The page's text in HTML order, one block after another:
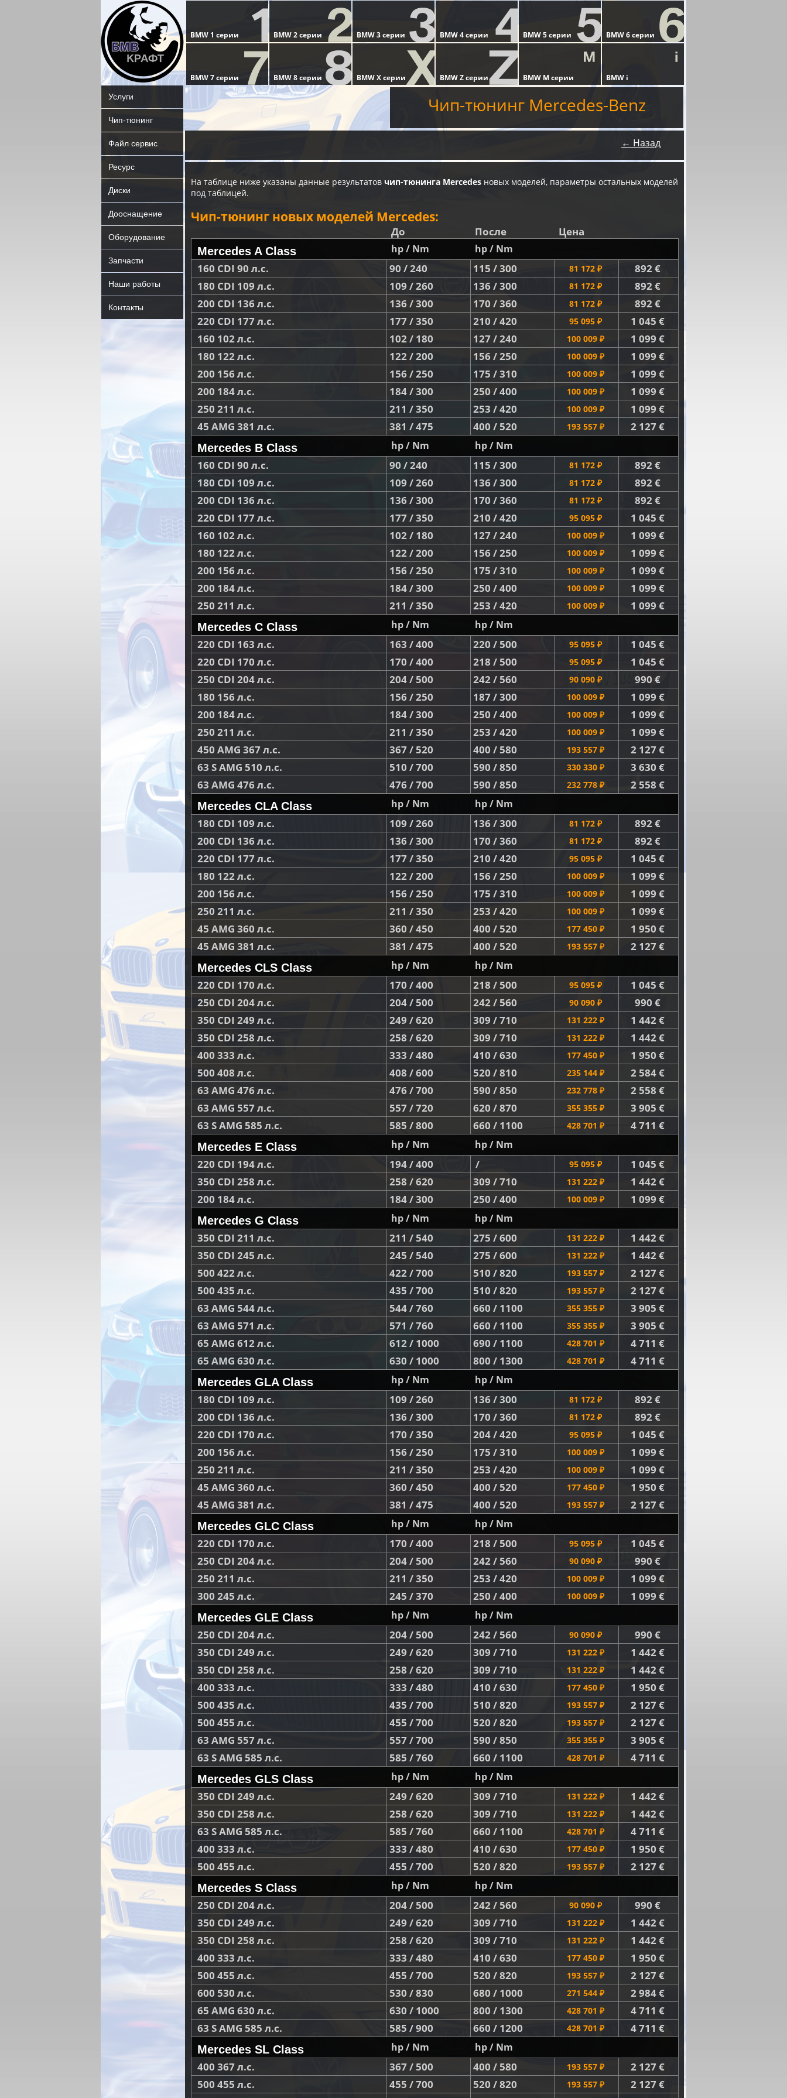
Услуги
Чип-тюнинг
Файл сервис
Ресурс
Диски
Дооснащение
Оборудование
Запчасти
Наши работы
Контакты
Чип-тюнинг Mercedes-Benz
← Назад
На таблице ниже указаны данные результатов чип-тюнинга Mercedes новых моделей, параметры остальных моделей
под таблицей.
Чип-тюнинг новых моделей Mercedes:
До После Цена
Mercedes A Class hp / Nm hp / Nm
160 CDI 90 л.с. 90 / 240 115 / 300 81 172 ₽
892 €
180 CDI 109 л.с.
109 / 260 136 / 300 81 172 ₽
892 €
200 CDI 136 л.с.
136 / 300 170 / 360 81 172 ₽
892 €
220 CDI 177 л.с.
177 / 350 210 / 420 95 095 ₽
1 045 €
160 102 л.с.
102 / 180 127 / 240 100 009 ₽
1 099 €
180 122 л.с.
122 / 200 156 / 250 100 009 ₽
1 099 €
200 156 л.с.
156 / 250 175 / 310 100 009 ₽
1 099 €
200 184 л.с.
184 / 300 250 / 400 100 009 ₽
1 099 €
250 211 л.с.
211 / 350 253 / 420 100 009 ₽
1 099 €
45 AMG 381 л.с.
381 / 475 400 / 520 193 557 ₽ 2 127 €
Mercedes B Class hp / Nm hp / Nm
160 CDI 90 л.с. 90 / 240 115 / 300 81 172 ₽
892 €
180 CDI 109 л.с.
109 / 260 136 / 300 81 172 ₽
892 €
200 CDI 136 л.с.
136 / 300 170 / 360 81 172 ₽
892 €
220 CDI 177 л.с.
177 / 350 210 / 420 95 095 ₽
1 045 €
160 102 л.с.
102 / 180 127 / 240 100 009 ₽
1 099 €
180 122 л.с.
122 / 200 156 / 250 100 009 ₽
1 099 €
200 156 л.с.
156 / 250 175 / 310 100 009 ₽
1 099 €
200 184 л.с.
184 / 300 250 / 400 100 009 ₽
1 099 €
250 211 л.с.
211 / 350 253 / 420 100 009 ₽ 1 099 €
Mercedes C Class hp / Nm hp / Nm
220 CDI 163 л.с. 163 / 400 220 / 500 95 095 ₽
1 045 €
220 CDI 170 л.с.
170 / 400 218 / 500 95 095 ₽
1 045 €
250 CDI 204 л.с.
204 / 500 242 / 560 90 090 ₽
990 €
180 156 л.с.
156 / 250 187 / 300 100 009 ₽
1 099 €
200 184 л.с.
184 / 300 250 / 400 100 009 ₽
1 099 €
250 211 л.с.
211 / 350 253 / 420 100 009 ₽
1 099 €
450 AMG 367 л.с.
367 / 520 400 / 580 193 557 ₽
2 127 €
63 S AMG 510 л.с.
510 / 700 590 / 850 330 330 ₽
3 630 €
63 AMG 476 л.с.
476 / 700 590 / 850 232 778 ₽ 2 558 €
Mercedes CLA Class hp / Nm hp / Nm
180 CDI 109 л.с. 109 / 260 136 / 300 81 172 ₽
892 €
200 CDI 136 л.с.
136 / 300 170 / 360 81 172 ₽
892 €
220 CDI 177 л.с.
177 / 350 210 / 420 95 095 ₽
1 045 €
180 122 л.с.
122 / 200 156 / 250 100 009 ₽
1 099 €
200 156 л.с.
156 / 250 175 / 310 100 009 ₽
1 099 €
250 211 л.с.
211 / 350 253 / 420 100 009 ₽
1 099 €
45 AMG 360 л.с.
360 / 450 400 / 520 177 450 ₽
1 950 €
45 AMG 381 л.с.
381 / 475 400 / 520 193 557 ₽ 2 127 €
Mercedes CLS Class hp / Nm hp / Nm
220 CDI 170 л.с. 170 / 400 218 / 500 95 095 ₽
1 045 €
250 CDI 204 л.с.
204 / 500 242 / 560 90 090 ₽
990 €
350 CDI 249 л.с.
249 / 620 309 / 710 131 222 ₽
1 442 €
350 CDI 258 л.с.
258 / 620 309 / 710 131 222 ₽
1 442 €
400 333 л.с.
333 / 480 410 / 630 177 450 ₽
1 950 €
500 408 л.с.
408 / 600 520 / 810 235 144 ₽
2 584 €
63 AMG 476 л.с.
476 / 700 590 / 850 232 778 ₽
2 558 €
63 AMG 557 л.с.
557 / 720 620 / 870 355 355 ₽
3 905 €
63 S AMG 585 л.с.
585 / 800 660 / 1100 428 701 ₽ 4 711 €
Mercedes E Class hp / Nm hp / Nm
220 CDI 194 л.с. 194 / 400 / 95 095 ₽
1 045 €
350 CDI 258 л.с.
258 / 620 309 / 710 131 222 ₽
1 442 €
200 184 л.с.
184 / 300 250 / 400 100 009 ₽ 1 099 €
Mercedes G Class hp / Nm hp / Nm
350 CDI 211 л.с. 211 / 540 275 / 600 131 222 ₽
1 442 €
350 CDI 245 л.с.
245 / 540 275 / 600 131 222 ₽
1 442 €
500 422 л.с.
422 / 700 510 / 820 193 557 ₽
2 127 €
500 435 л.с.
435 / 700 510 / 820 193 557 ₽
2 127 €
63 AMG 544 л.с.
544 / 760 660 / 1100 355 355 ₽
3 905 €
63 AMG 571 л.с.
571 / 760 660 / 1100 355 355 ₽
3 905 €
65 AMG 612 л.с.
612 / 1000 690 / 1100 428 701 ₽
4 711 €
65 AMG 630 л.с.
630 / 1000 800 / 1300 428 701 ₽ 4 711 €
Mercedes GLA Class hp / Nm hp / Nm
180 CDI 109 л.с. 109 / 260 136 / 300 81 172 ₽
892 €
200 CDI 136 л.с.
136 / 300 170 / 360 81 172 ₽
892 €
220 CDI 170 л.с.
170 / 350 204 / 420 95 095 ₽
1 045 €
200 156 л.с.
156 / 250 175 / 310 100 009 ₽
1 099 €
250 211 л.с.
211 / 350 253 / 420 100 009 ₽
1 099 €
45 AMG 360 л.с.
360 / 450 400 / 520 177 450 ₽
1 950 €
45 AMG 381 л.с.
381 / 475 400 / 520 193 557 ₽ 2 127 €
Mercedes GLC Class hp / Nm hp / Nm
220 CDI 170 л.с. 170 / 400 218 / 500 95 095 ₽
1 045 €
250 CDI 204 л.с.
204 / 500 242 / 560 90 090 ₽
990 €
250 211 л.с.
211 / 350 253 / 420 100 009 ₽
1 099 €
300 245 л.с.
245 / 370 250 / 400 100 009 ₽ 1 099 €
Mercedes GLE Class hp / Nm hp / Nm
250 CDI 204 л.с. 204 / 500 242 / 560 90 090 ₽
990 €
350 CDI 249 л.с.
249 / 620 309 / 710 131 222 ₽
1 442 €
350 CDI 258 л.с.
258 / 620 309 / 710 131 222 ₽
1 442 €
400 333 л.с.
333 / 480 410 / 630 177 450 ₽
1 950 €
500 435 л.с.
435 / 700 510 / 820 193 557 ₽
2 127 €
500 455 л.с.
455 / 700 520 / 820 193 557 ₽
2 127 €
63 AMG 557 л.с.
557 / 700 590 / 850 355 355 ₽
3 905 €
63 S AMG 585 л.с.
585 / 760 660 / 1100 428 701 ₽ 4 711 €
Mercedes GLS Class hp / Nm hp / Nm
350 CDI 249 л.с. 249 / 620 309 / 710 131 222 ₽
1 442 €
350 CDI 258 л.с.
258 / 620 309 / 710 131 222 ₽
1 442 €
63 S AMG 585 л.с.
585 / 760 660 / 1100 428 701 ₽
4 711 €
400 333 л.с.
333 / 480 410 / 630 177 450 ₽
1 950 €
500 455 л.с.
455 / 700 520 / 820 193 557 ₽ 2 127 €
Mercedes S Class hp / Nm hp / Nm
250 CDI 204 л.с. 204 / 500 242 / 560 90 090 ₽
990 €
350 CDI 249 л.с.
249 / 620 309 / 710 131 222 ₽
1 442 €
350 CDI 258 л.с.
258 / 620 309 / 710 131 222 ₽
1 442 €
400 333 л.с.
333 / 480 410 / 630 177 450 ₽
1 950 €
500 455 л.с.
455 / 700 520 / 820 193 557 ₽
2 127 €
600 530 л.с.
530 / 830 680 / 1000 271 544 ₽
2 984 €
65 AMG 630 л.с.
630 / 1000 800 / 1300 428 701 ₽
4 711 €
63 S AMG 585 л.с.
585 / 900 660 / 1200 428 701 ₽ 4 711 €
Mercedes SL Class hp / Nm hp / Nm
400 367 л.с. 367 / 500 400 / 580 193 557 ₽
2 127 €
500 455 л.с.
455 / 700 520 / 820 193 557 ₽
2 127 €